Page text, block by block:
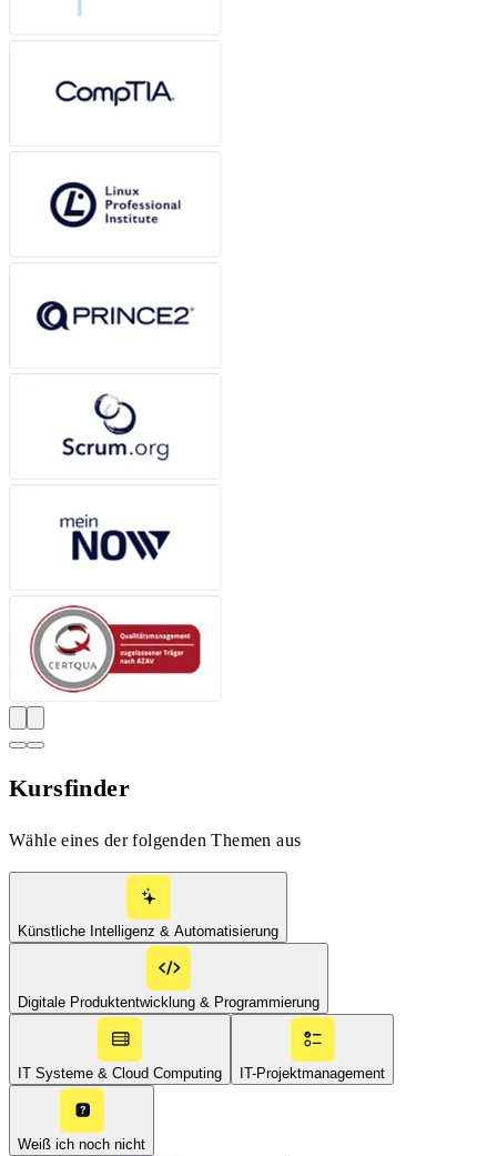
Kursfinder
Wähle eines der folgenden Themen aus
Künstliche Intelligenz & Automatisierung
Digitale Produktentwicklung & Programmierung
IT Systeme & Cloud Computing IT-Projektmanagement
Weiß ich noch nicht